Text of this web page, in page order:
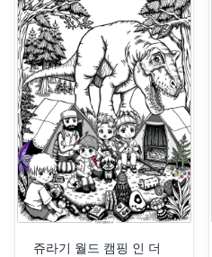
쥬라기 월드 캠핑 인 더